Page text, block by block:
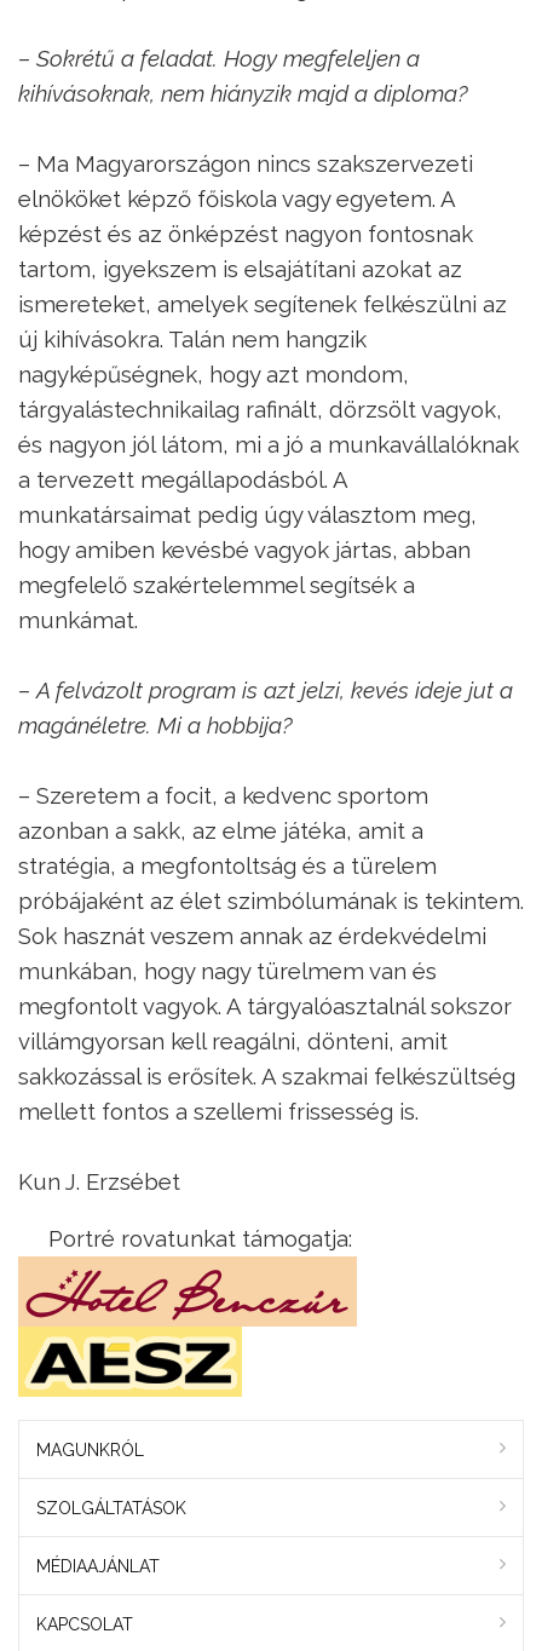
– Sokrétű a feladat. Hogy megfeleljen a
kihívásoknak, nem hiányzik majd a diploma?
– Ma Magyarországon nincs szakszervezeti
elnököket képző főiskola vagy egyetem. A
képzést és az önképzést nagyon fontosnak
tartom, igyekszem is elsajátítani azokat az
ismereteket, amelyek segítenek felkészülni az
új kihívásokra. Talán nem hangzik
nagyképűségnek, hogy azt mondom,
tárgyalástechnikailag rafinált, dörzsölt vagyok,
és nagyon jól látom, mi a jó a munkavállalóknak
a tervezett megállapodásból. A
munkatársaimat pedig úgy választom meg,
hogy amiben kevésbé vagyok jártas, abban
megfelelő szakértelemmel segítsék a
munkámat.
– A felvázolt program is azt jelzi, kevés ideje jut a
magánéletre. Mi a hobbija?
– Szeretem a focit, a kedvenc sportom
azonban a sakk, az elme játéka, amit a
stratégia, a megfontoltság és a türelem
próbájaként az élet szimbólumának is tekintem.
Sok hasznát veszem annak az érdekvédelmi
munkában, hogy nagy türelmem van és
megfontolt vagyok. A tárgyalóasztalnál sokszor
villámgyorsan kell reagálni, dönteni, amit
sakkozással is erősítek. A szakmai felkészültség
mellett fontos a szellemi frissesség is.
Kun J. Erzsébet
Portré rovatunkat támogatja:
MAGUNKRÓL
SZOLGÁLTATÁSOK
MÉDIAAJÁNLAT
KAPCSOLAT